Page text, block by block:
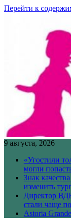
Перейти к
9 августа, 2026
«Угостили
могли
Знак
изменить
Директор
стали чаще
Astoria